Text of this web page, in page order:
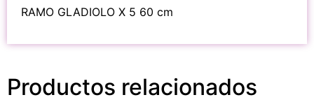
RAMO GLADIOLO X 5 60 cm
Productos relacionados